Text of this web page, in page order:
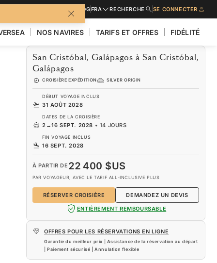
BLOGFRA RECHERCHE SE CONNECTER
NOS NAVIRES TARIFS ET OFFRES FIDÉLITÉ
San Cristóbal, Galápagos à San Cristóbal,
Galápagos
CROISIÈRE EXPÉDITION SILVER ORIGIN
DÉBUT VOYAGE INCLUS
31 AOÛT 2028
DATES DE LA CROISIÈRE
2 →16 SEPT. 2028 • 14 JOURS
FIN VOYAGE INCLUS
16 SEPT. 2028
À PARTIR DE 22 400 $US
PAR VOYAGEUR, AVEC LE TARIF ALL-INCLUSIVE PLUS
RÉSERVER CROISIÈRE
DEMANDEZ UN DEVIS
ENTIÈREMENT REMBOURSABLE
OFFRES POUR LES RÉSERVATIONS EN LIGNE
Garantie du meilleur prix | Assistance de la réservation au départ
| Paiement sécurisé | Annulation flexible